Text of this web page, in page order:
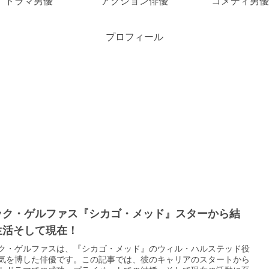
プロフィール
・ゲルファス『シカゴ・メッド』スターから結
そして現在！
・ゲルファスは、『シカゴ・メッド』のウィル・ハルステッド役
を博した俳優です。この記事では、彼のキャリアのスタートから